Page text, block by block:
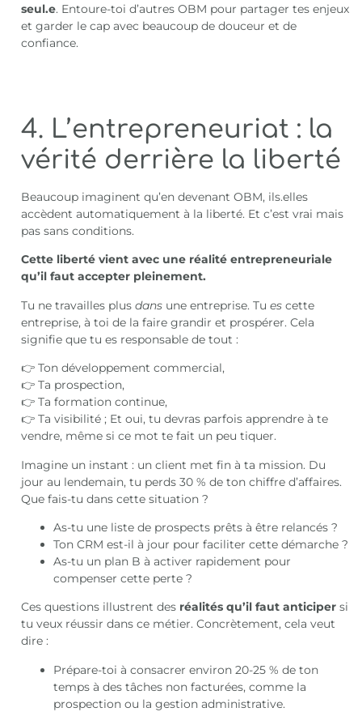
seul.e. Entoure-toi d’autres OBM pour partager tes enjeux
et garder le cap avec beaucoup de douceur et de
confiance.
4. L’entrepreneuriat : la
vérité derrière la liberté
Beaucoup imaginent qu’en devenant OBM, ils.elles
accèdent automatiquement à la liberté. Et c’est vrai mais
pas sans conditions.
Cette liberté vient avec une réalité entrepreneuriale
qu’il faut accepter pleinement.
Tu ne travailles plusdans une entreprise. Tuescette
entreprise, à toi de la faire grandir et prospérer. Cela
signifie que tu es responsable de tout :
👉 Ton développement commercial,
👉 Ta prospection,
👉 Ta formation continue,
👉 Ta visibilité ; Et oui, tu devras parfois apprendre à te
vendre, même si ce mot te fait un peu tiquer.
Imagine un instant : un client met fin à ta mission. Du
jour au lendemain, tu perds 30 % de ton chiffre d’affaires.
Que fais-tu dans cette situation ?
As-tu une liste de prospects prêts à être relancés ?
Ton CRM est-il à jour pour faciliter cette démarche ?
As-tu un plan B à activer rapidement pour
compenser cette perte ?
Ces questions illustrent des réalités qu’il faut anticiper si
tu veux réussir dans ce métier. Concrètement, cela veut
dire :
Prépare-toi à consacrer environ 20-25 % de ton
temps à des tâches non facturées, comme la
prospection ou la gestion administrative.